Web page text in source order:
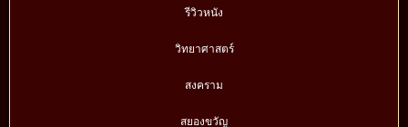
รีวิวหนัง
วิทยาศาสตร์
สงคราม
สยองขวัญ